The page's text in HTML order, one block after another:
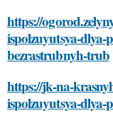
https://
ispolzuyutsya-
bezrastrubnyh-trub
https://jk-na-
ispolzuyutsya-